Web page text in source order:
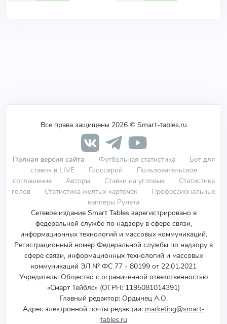
Все права защищены 2026 © Smart-tables.ru
Полная версия сайта Футбольная статистика
Бот для
ставок в LIVE
Глоссарий
Пользовательское
соглашение
Авторы Ставки на угловые
Статистика
голов
Статистика желтых карточек
Профессиональные
капперы Рунета
Сетевое издание Smart Tables зарегистрировано в
федеральной службе по надзору в сфере связи,
информационных технологий и массовых коммуникаций.
Регистрационный номер Федеральной службы по надзору в
сфере связи, информационных технологий и массовых
коммуникаций ЭЛ № ФС 77 - 80199 от 22.01.2021
Учредитель: Общество с ограниченной ответственностью
«Смарт Тейблс» (ОГРН: 1195081014391)
Главный редактор: Ордынец А.О.
Адрес электронной почты редакции: marketing@smart-
tables.ru